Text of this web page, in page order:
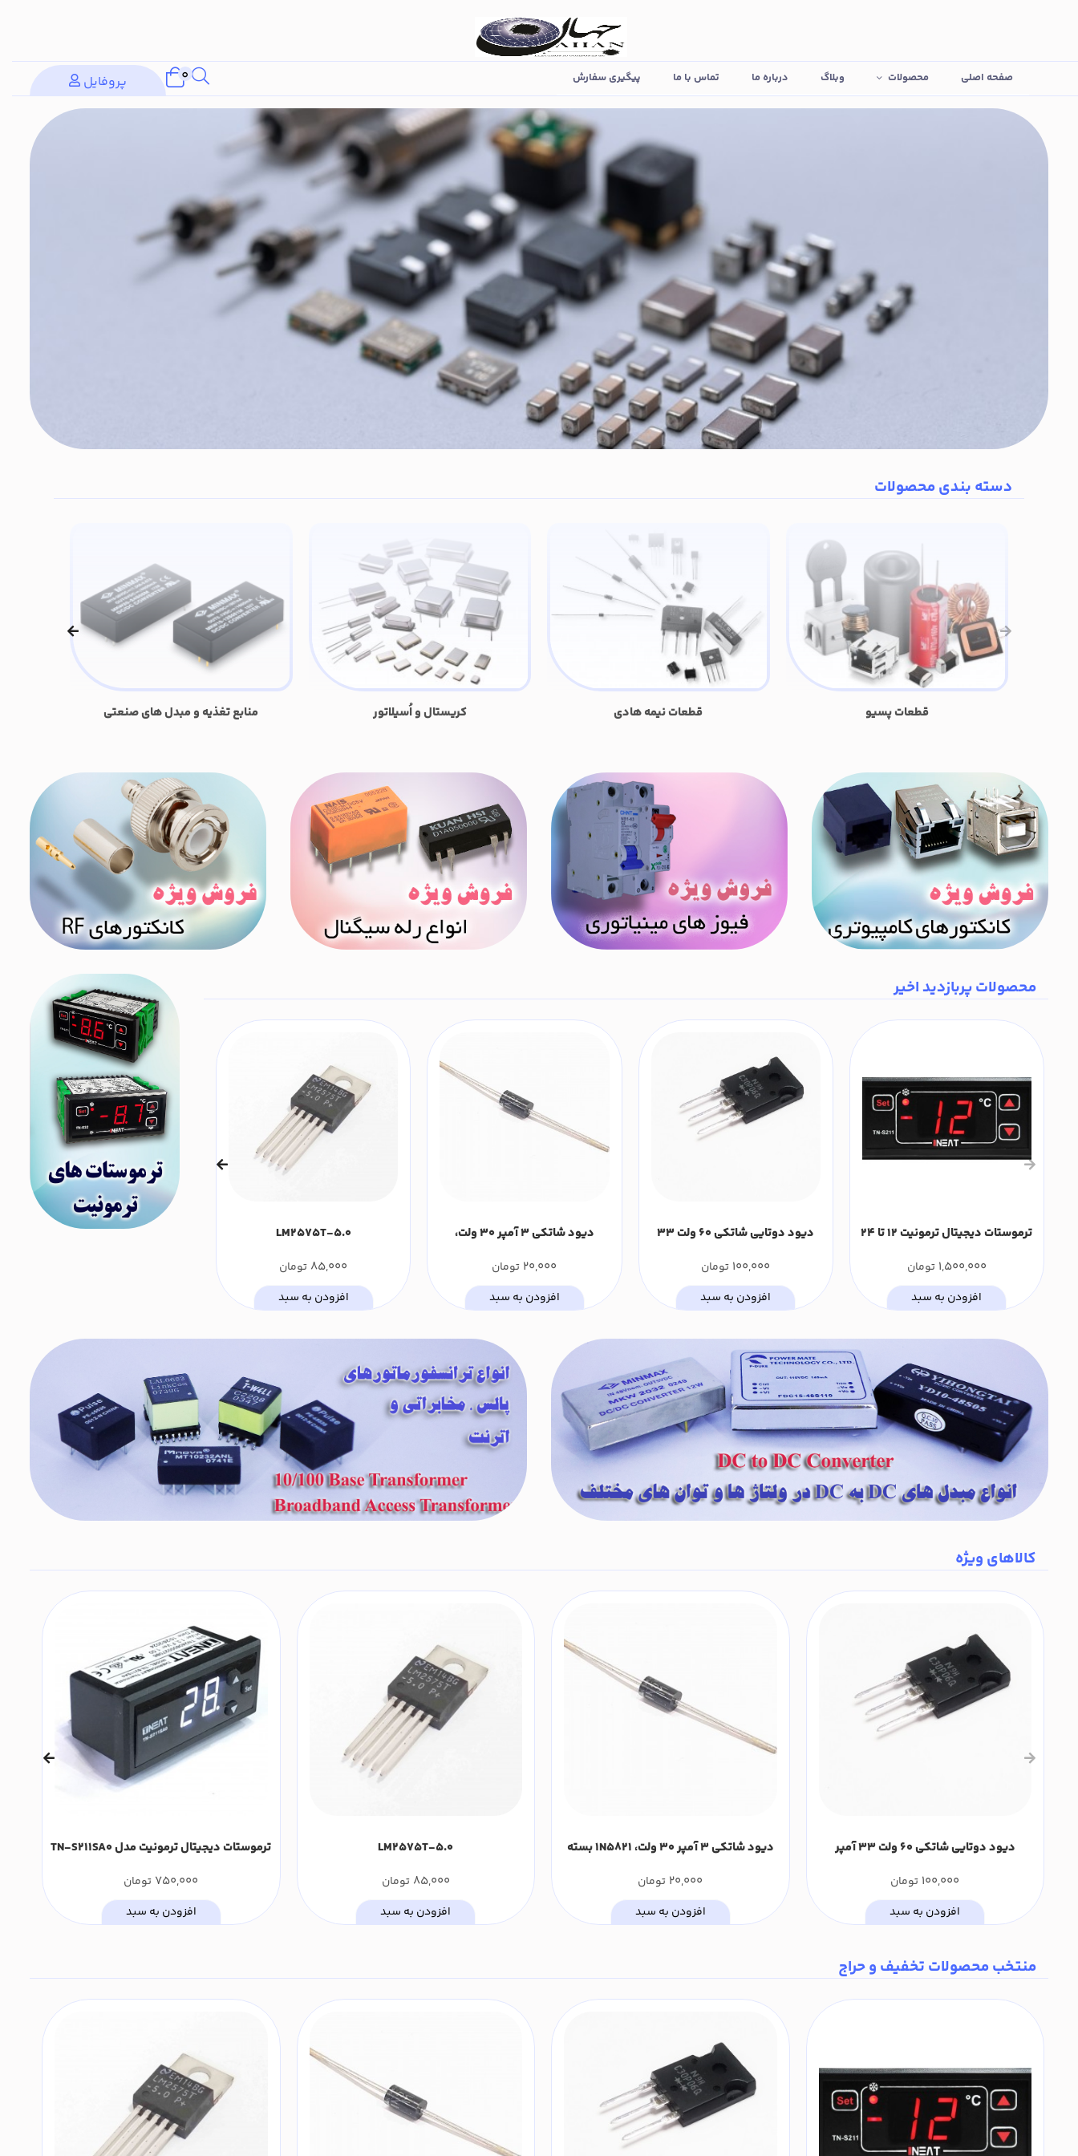
صفحه اصلی محصولات وبلاگ درباره ما تماس با ما پیگیری سفارش 0 پروفایل
دسته بندی محصولات
قطعات پسیو قطعات نیمه هادی کریستال و اُسیلاتور منابع تغذیه و مبدل های صنعتی
محصولات پربازدید اخیر
ترموستات دیجیتال ترمونیت 12 تا 24
S211AD0
1,500,000 تومان
افزودن به سبد
دیود دوتایی شاتکی 60 ولت 33
100,000 تومان
افزودن به سبد
دیود شاتکی 3 آمپر 30 ولت،
عددی)
20,000 تومان
افزودن به سبد
LM2575T-5.0
85,000 تومان
افزودن به سبد
ترموستات دیجیتال ترمونیت مدل
کالاهای ویژه
دیود دوتایی شاتکی 60 ولت 33 آمپر
C30P06Q
100,000 تومان
افزودن به سبد
دیود شاتکی 3 آمپر 30 ولت، 1N5821 بسته
20,000 تومان
افزودن به سبد
LM2575T-5.0
85,000 تومان
افزودن به سبد
ترموستات دیجیتال ترمونیت مدل TN-S211SA0
750,000 تومان
افزودن به سبد
منتخب محصولات تخفیف و حراج